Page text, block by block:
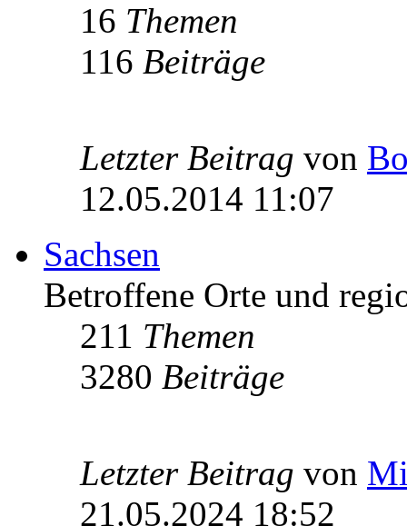
16 Themen
116 Beiträge
Letzter Beitrag von
12.05.2014 11:07
Sachsen
Betroffene Orte und
211 Themen
3280 Beiträge
Letzter Beitrag von
21.05.2024 18:52